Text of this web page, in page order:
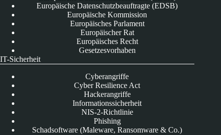
Europäische Datenschutzbeauftragte (EDSB)
Europäische Kommission
Europäisches Parlament
Europäischer Rat
Europäisches Recht
Gesetzesvorhaben
IT-Sicherheit
Cyberangriffe
Cyber Resilience Act
Hackerangriffe
Informationssicherheit
NIS-2-Richtlinie
Phishing
Schadsoftware (Maleware, Ransomware & Co.)